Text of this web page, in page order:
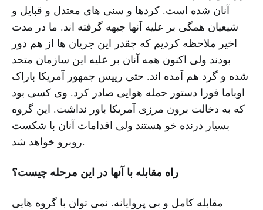
آنان شده است. کردها و سنی های معتدل و قبایل و
شیعیان همگی بر علیه آنها جبهه گرفته اند. ما در مدت
اخیر ملاحظه کردیم که چقدر این جریان ها از هم دور
بودند ولی اکنون همه آنان بر علیه این سازمان متحد
شده و گرد هم آمده اند. حتی رییس جمهور آمریکا باراک
اوباما فورا دستور حمله هوایی صادر کرد. وی کسی بود
که به دخالت برون مرزی آمریکا باور نداشت. این گروه
بسیار درنده خو هستند ولی اقدامات آنان با شکست
روبرو خواهد شد.
راه مقابله با آنها در این مرحله چیست؟
مقابله کامل و بی پروایانه. نمی توان با گروه هایی